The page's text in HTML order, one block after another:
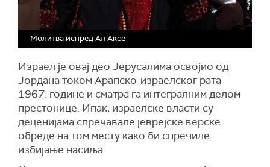
Молитва испред Ал Аксе
Израел је овај део Јерусалима освојио од
Јордана током Арапско-израелског рата
1967. године и сматра га интегралним делом
престонице. Ипак, израелске власти су
деценијама спречавале јеврејске верске
обреде на том месту како би спречиле
избијање насиља.